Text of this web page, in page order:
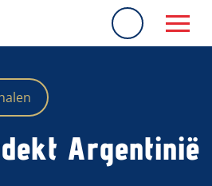
Argentinië